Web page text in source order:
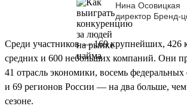
Нина Осовицкая
директор Бренд-
Среди участников — 169 крупнейших, 426
средних и 600 небольших компаний. Они
41 отрасль экономики, восемь федеральных
и 69 регионов России — на два больше,
сезоне.